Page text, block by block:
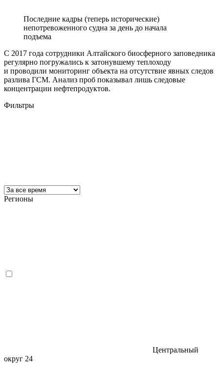
Последние кадры (теперь исторические)
непотревоженного судна за день до начала
подъема
С 2017 года сотрудники Алтайского биосферного заповедника
регулярно погружались к затонувшему теплоходу
и проводили мониторинг объекта на отсутствие явных следов
разлива ГСМ. Анализ проб показывал лишь следовые
концентрации нефтепродуктов.
Фильтры
Регионы
Центральный
округ 24